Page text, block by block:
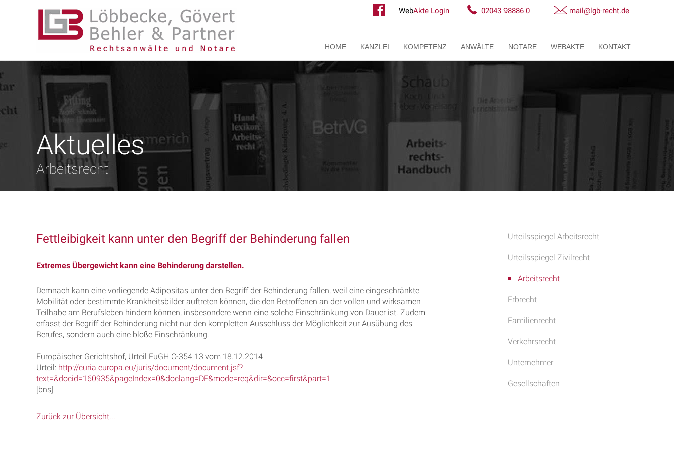
HOME KANZLEI KOMPETENZ ANWÄLTE NOTARE WEBAKTE KONTAKT
WebAkte Login 02043 98886 0 mail@lgb-recht.de
Aktuelles
Arbeitsrecht
Urteilsspiegel Arbeitsrecht
Urteilsspiegel Zivilrecht
Arbeitsrecht
Erbrecht
Familienrecht
Verkehrsrecht
Unternehmer
Gesellschaften
Fettleibigkeit kann unter den Begriff der Behinderung fallen
Extremes Übergewicht kann eine Behinderung darstellen.
Demnach kann eine vorliegende Adipositas unter den Begriff der Behinderung fallen, weil eine eingeschränkte
Mobilität oder bestimmte Krankheitsbilder auftreten können, die den Betroffenen an der vollen und wirksamen
Teilhabe am Berufsleben hindern können, insbesondere wenn eine solche Einschränkung von Dauer ist. Zudem
erfasst der Begriff der Behinderung nicht nur den kompletten Ausschluss der Möglichkeit zur Ausübung des
Berufes, sondern auch eine bloße Einschränkung.
Europäischer Gerichtshof, Urteil EuGH C-354 13 vom 18.12.2014
Urteil: http://curia.europa.eu/juris/document/document.jsf?
text=&docid=160935&pageIndex=0&doclang=DE&mode=req&dir=&occ=first&part=1
[bns]
Zurück zur Übersicht...